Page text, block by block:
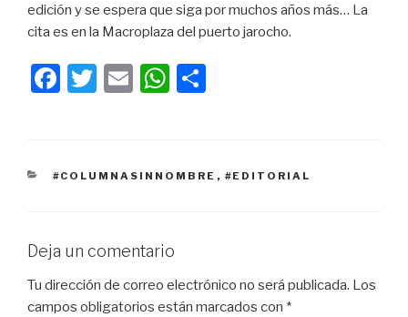
edición y se espera que siga por muchos años más… La
cita es en la Macroplaza del puerto jarocho.
F
e
o
k
T
er
E
W
s
p
p
CATEGORÍAS
#COLUMNASINNOMBRE , #EDITORIAL
Deja un comentario
Tu dirección de correo electrónico no será publicada. Los
campos obligatorios están marcados con *